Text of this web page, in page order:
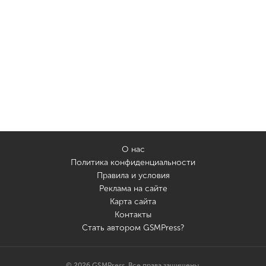
О нас
Политика конфиденциальности
Правила и условия
Реклама на сайте
Карта сайта
Контакты
Стать автором GSMPress?